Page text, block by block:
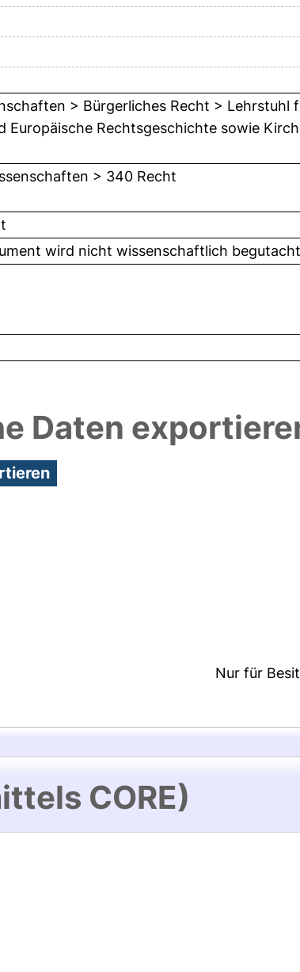
> Bürgerliches Recht > Lehrstuhl
Europäische Rechtsgeschichte sowie
> 340 Recht
wird nicht wissenschaftlich
Daten
Nur für
CORE)